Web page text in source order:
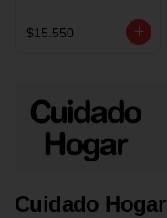
MERMELADA
$15.550
Cuidado Hogar